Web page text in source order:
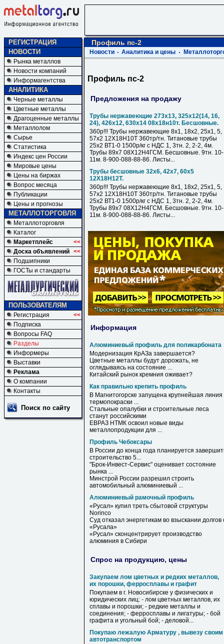
РЕГИСТРАЦИЯ
НОВОСТИ
Рынка металлов
Новости компаний
Информагентства
АНАЛИТИКА
Черные металлы
Цветные металлы
Драгоценные металлы
Металлолом
Сырье
Статистика
Индекс цен России
Мировые цены
Цены на биржах
Вопрос месяца
Публикации
Цены и прогнозы
МЕТАЛЛОТОРГОВЛЯ
Металлоторговля
Каталог
Маркетплейс
<<
Доска объявлений <<
Подшипники
ГОСТы и стандарты
ПОЛЬЗОВАТЕЛЯМ
Регистрация
<<
Подписка
Вопросы FAQ
Разделы
Информеры
Выставки
Реклама
О компании
Контакты
Поиск по сайту
Профиль пс-2
Новости Аналитика и цены
Профиль пс-2
Предложения на продажу
Трубы нержавеющие 273х13, 325х12(14, 16,
24), 426х12, 630х14 08х18н10т. Бесшовные.
360р!!! Трубы нержавеющие 8х1, 18х2, 25х1, 5,
57х2 12Х18Н10Т 360тр/тн. Титановые трубы
25х2 ВТ1-0 1500р/кг с НДС 1, 3тн. 2, 2-2, 4м.
Трубы 89х7 08Х12Н4ГСМ. Бесшовные. 9тн. 10-
11м. 8-900-088-88-86. Листы...
Трубы бесшовные 32х6, 42х7, 60х5
12Х18Н12Т.
360р!!! Трубы нержавеющие 8х1, 18х2, 25х1, 5,
57х2 12Х18Н10Т 360тр/тн. Титановые трубы
25х2 ВТ1-0 1500р/кг с НДС 1, 3тн. 2, 2-2, 4м.
Трубы 89х7 08Х12Н4ГСМ. Бесшовные. 9тн. 10-
11м. 8-900-088-88-86. Листы...
Информация
Алюминиевый профиль для поликарбоната
Модернизация КрАЗа завершается?
Цветные металлы будут дорожать, не
оглядываясь на состояние ...
Китайский рынок кремния оживает?
Как правильно крепить профиль
В Магнитогорске запущена крупнейшая линия
термопокраски ...
Стальные опалубки и строительные леса
станут российскими
ЕВРАЗ НТМК освоил новые виды
металлопродукции для ...
Профиль Чебоксары
В России до конца года планируется
строительство 5...
"Брок-Инвест-Сервис" оценивает состояние
рынка ...
Минстрой России разрешил строить
автомобильный алюминиевый ...
Алюминиевый рамочный профиль
«Русал» купил треть сбытовой структуры
Norinco
Суд отказал энергетикам во взыскании долгов
«Русала»
«Русал» сконцентрирует производство
алюминия в Сибири
Спрос на продукцию, цены
Закупаем лом цветных и редких металлов,
их порошки, ферросплавы и графит
Покупаем в г. Новосибирске у физических и
юридических лиц: - лом цветных металлов, их
сплавы и порошки; - редкие металлы и
соединения; - ферросплавы и лигатуры; - бой
графита и угольный бой; - деловой...
Покупаю лежалую Арматуру , вывезу своим
автотранспортом